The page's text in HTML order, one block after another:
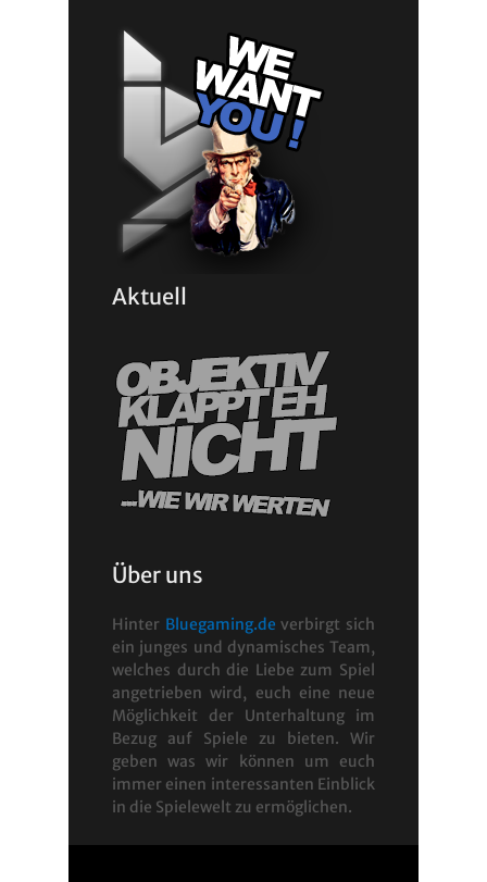
Aktuell
Über uns
Hinter Bluegaming.de verbirgt sich
ein junges und dynamisches Team,
welches durch die Liebe zum Spiel
angetrieben wird, euch eine neue
Möglichkeit der Unterhaltung im
Bezug auf Spiele zu bieten. Wir
geben was wir können um euch
immer einen interessanten Einblick
in die Spielewelt zu ermöglichen.